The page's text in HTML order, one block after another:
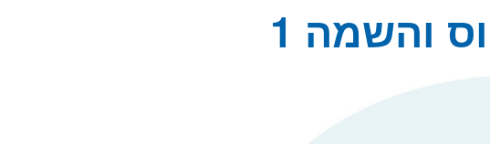
והשמה 1